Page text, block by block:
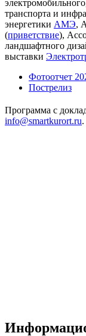
транспорта и
энергетики АМЭ,
(приветствие),
ландшафтного
выставки
Фотоотчет
Пострелиз
Программа с
info@smartkurort.ru.